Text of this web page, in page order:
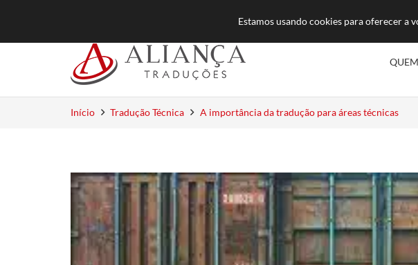
Início Tradução Técnica A importância da tradução para áreas técnicas
Estamos usando cookies para oferecer a